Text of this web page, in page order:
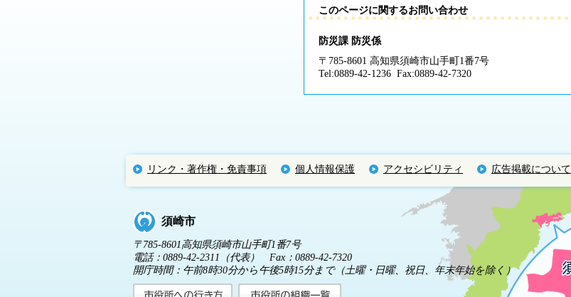
このページに関するお問い合わせ
防災課 防災係
〒785-8601 高知県須崎市山手町1番7号
Tel:0889-42-1236 Fax:0889-42-7320
リンク・著作権・免責事項 個人情報保護 アクセシビリティ 広告掲載について
須崎市
〒785-8601高知県須崎市山手町1番7号
電話：0889-42-2311（代表） Fax：0889-42-7320
開庁時間：午前8時30分から午後5時15分まで（土曜・日曜、祝日、年末年始を除く）